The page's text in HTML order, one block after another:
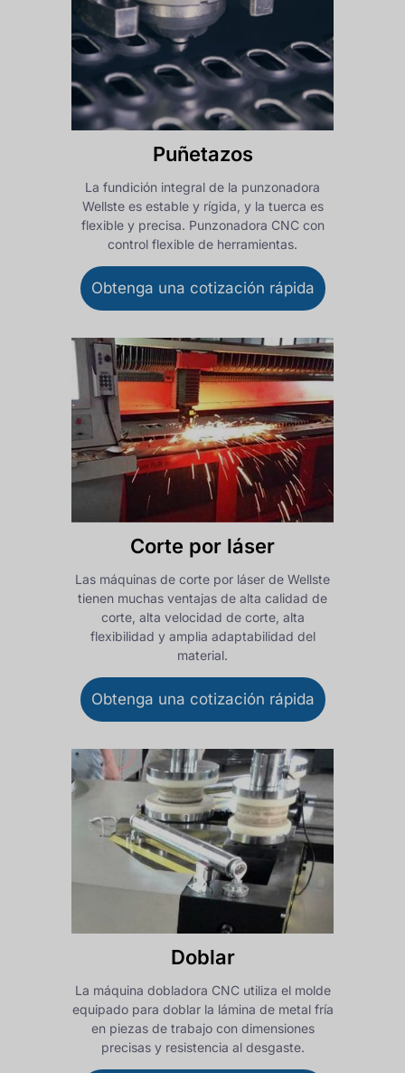
Puñetazos
La fundición integral de la punzonadora
Wellste es estable y rígida, y la tuerca es
flexible y precisa. Punzonadora CNC con
control flexible de herramientas.
Obtenga una cotización rápida
Corte por láser
Las máquinas de corte por láser de Wellste
tienen muchas ventajas de alta calidad de
corte, alta velocidad de corte, alta
flexibilidad y amplia adaptabilidad del
material.
Obtenga una cotización rápida
Doblar
La máquina dobladora CNC utiliza el molde
equipado para doblar la lámina de metal fría
en piezas de trabajo con dimensiones
precisas y resistencia al desgaste.